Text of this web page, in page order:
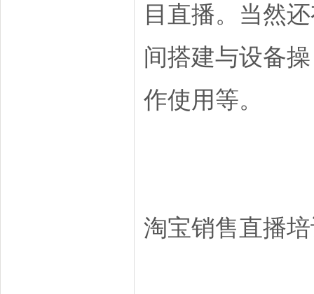
目直播。当然
间搭建与设备操
作使用等。
淘宝销售直播